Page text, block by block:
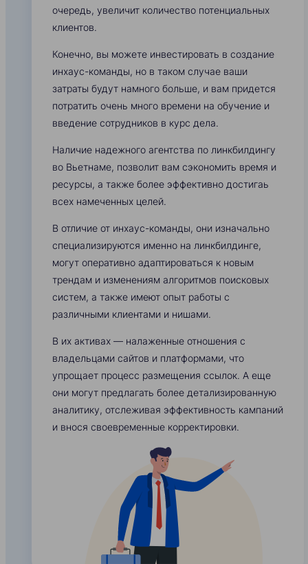
очередь, увеличит количество потенциальных
клиентов.
Конечно, вы можете инвестировать в создание
инхаус-команды, но в таком случае ваши
затраты будут намного больше, и вам придется
потратить очень много времени на обучение и
введение сотрудников в курс дела.
Наличие надежного агентства по линкбилдингу
во Вьетнаме, позволит вам сэкономить время и
ресурсы, а также более эффективно достигаь
всех намеченных целей.
В отличие от инхаус-команды, они изначально
специализируются именно на линкбилдинге,
могут оперативно адаптироваться к новым
трендам и изменениям алгоритмов поисковых
систем, а также имеют опыт работы с
различными клиентами и нишами.
В их активах — налаженные отношения с
владельцами сайтов и платформами, что
упрощает процесс размещения ссылок. А еще
они могут предлагать более детализированную
аналитику, отслеживая эффективность кампаний
и внося своевременные корректировки.